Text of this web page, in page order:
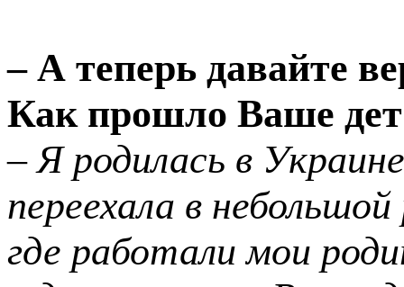
– А теперь давайте
Как прошло Ваше
– Я родилась в
переехала в
где работали мои